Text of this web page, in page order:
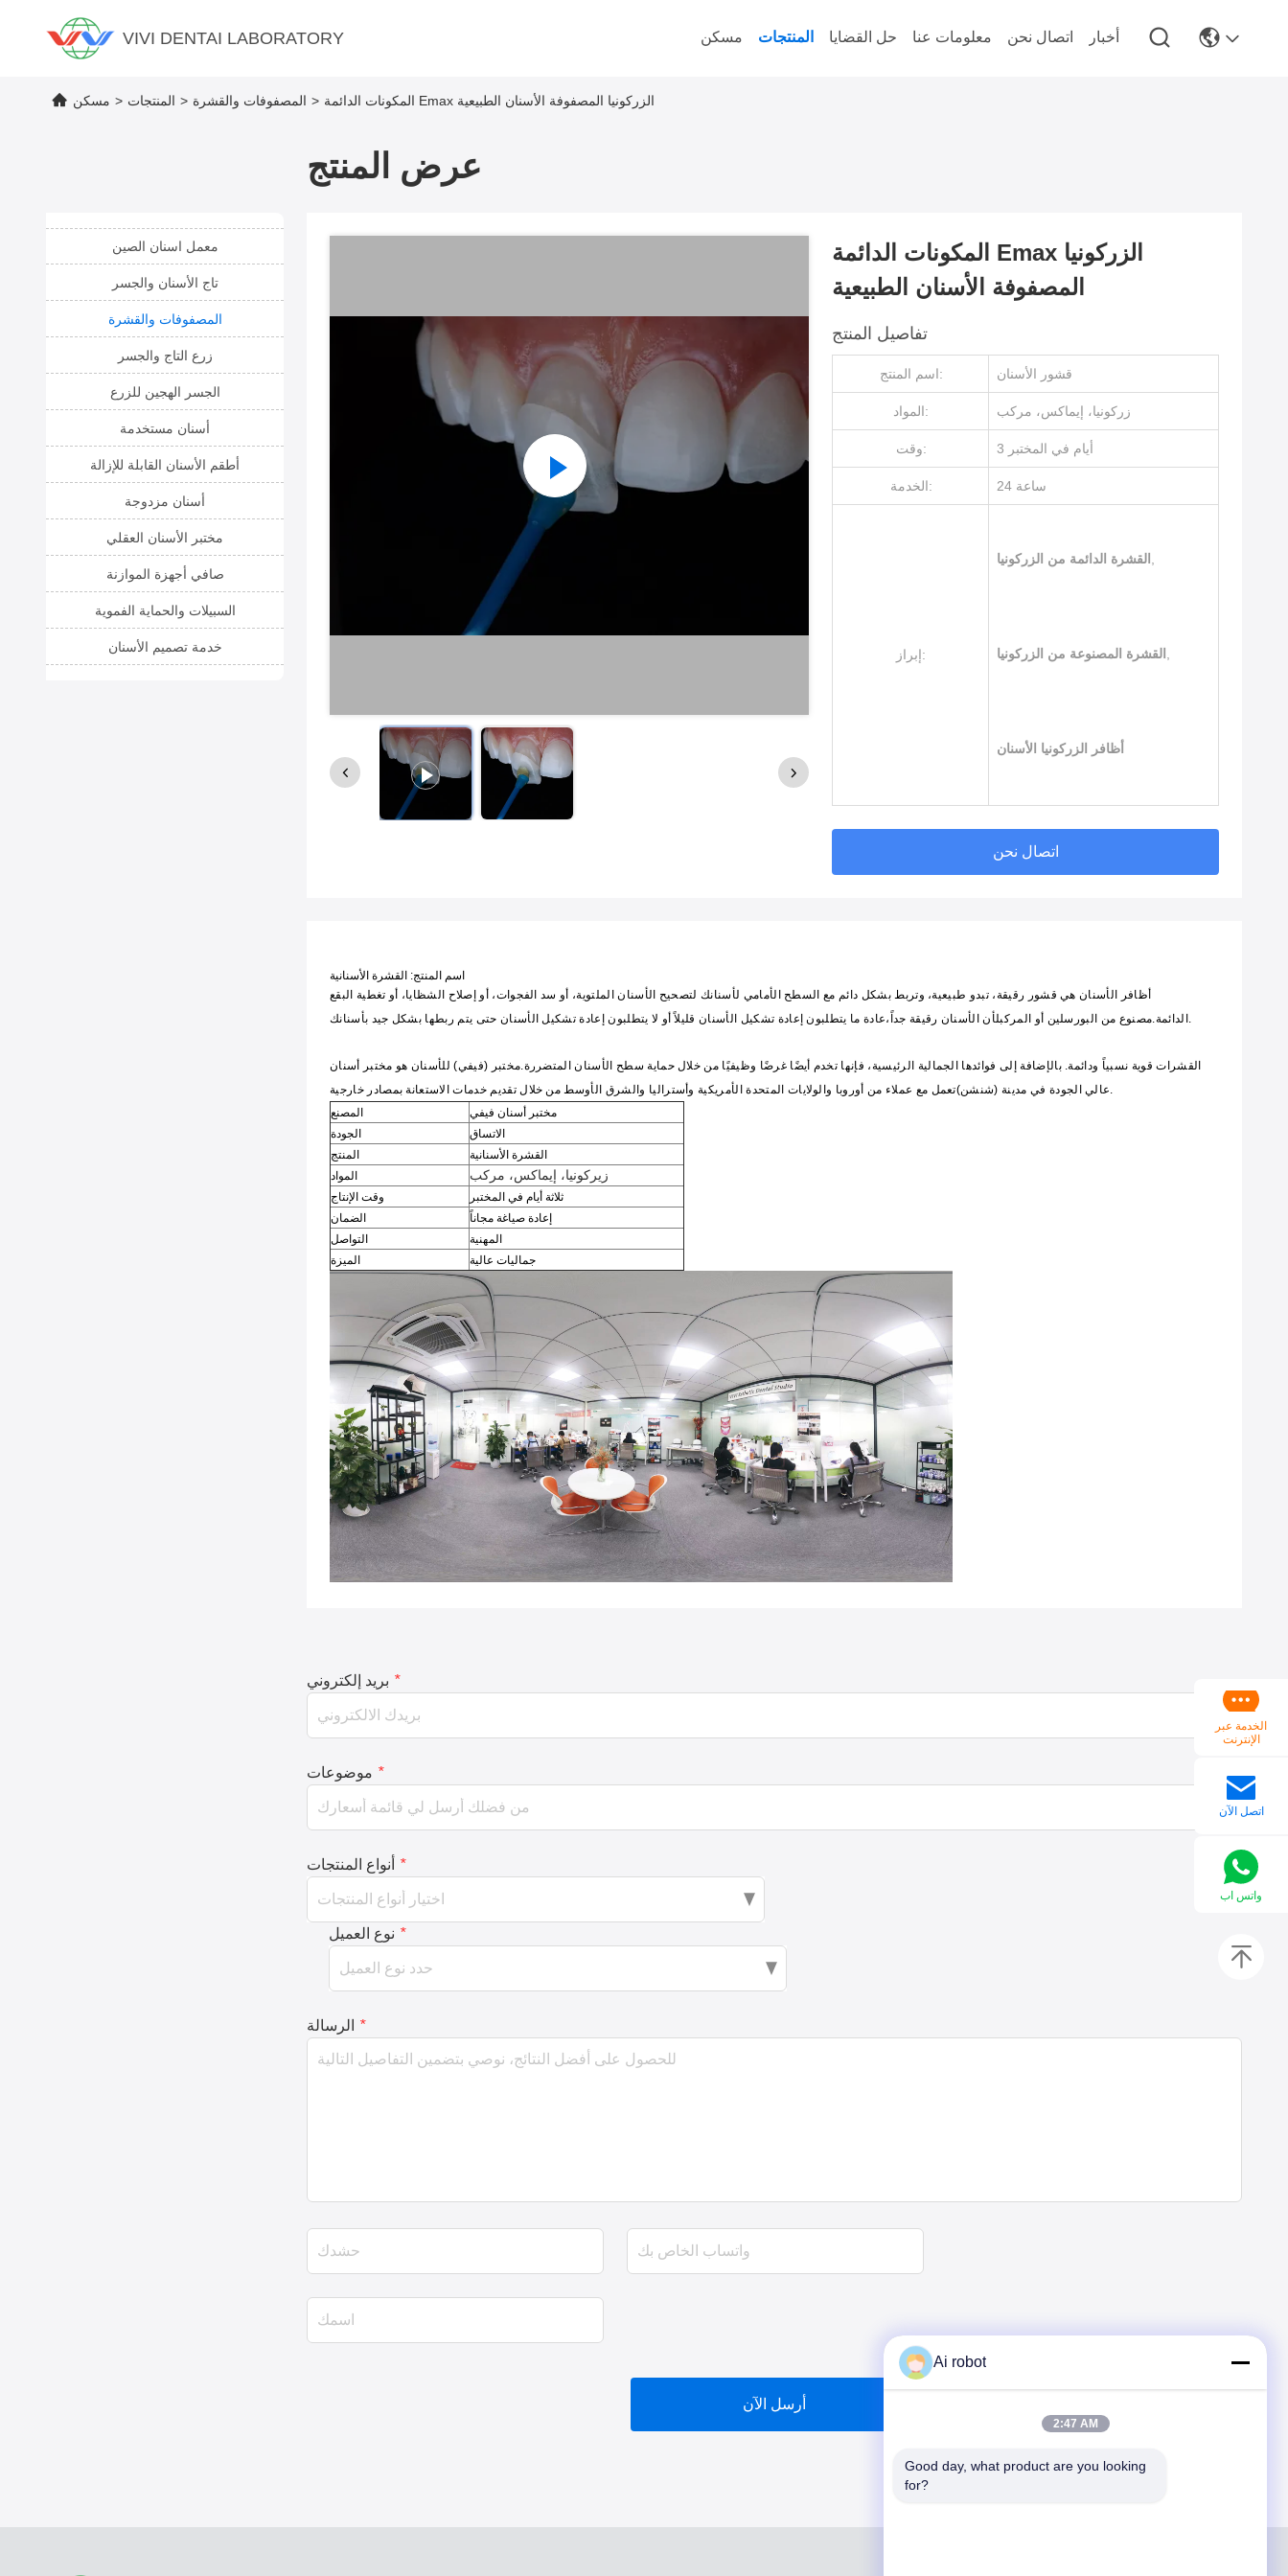
VIVI DENTAI LABORATORY مسكن المنتجات حل القضايا معلومات عنا اتصال نحن أخبار
مسكن > المنتجات > المصفوفات والقشرة > المكونات الدائمة Emax الزركونيا المصفوفة الأسنان الطبيعية
عرض المنتج
معمل اسنان الصين
تاج الأسنان والجسر
المصفوفات والقشرة
زرع التاج والجسر
الجسر الهجين للزرع
أسنان مستخدمة
أطقم الأسنان القابلة للإزالة
أسنان مزدوجة
مختبر الأسنان العقلي
صافي أجهزة الموازنة
السبيلات والحماية الفموية
خدمة تصميم الأسنان
المكونات الدائمة Emax الزركونيا
المصفوفة الأسنان الطبيعية
تفاصيل المنتج
اسم المنتج: قشور الأسنان
المواد: زركونيا، إيماكس، مركب
وقت: 3 أيام في المختبر
الخدمة: 24 ساعة
إبراز:
القشرة الدائمة من الزركونيا
القشرة المصنوعة من الزركونيا
أظافر الزركونيا الأسنان
اتصال نحن
اسم المنتج: القشرة الأسنانية
أظافر الأسنان هي قشور رقيقة، تبدو طبيعية، وتربط بشكل دائم مع السطح الأمامي لأسنانك لتصحيح الأسنان الملتوية، أو سد الفجوات، أو إصلاح الشظايا، أو تغطية البقع
الدائمة.مصنوع من البورسلين أو المركبلأن الأسنان رقيقة جداً،عادة ما يتطلبون إعادة تشكيل الأسنان قليلاً أو لا يتطلبون إعادة تشكيل الأسنان حتى يتم ربطها بشكل جيد بأسنانك.
القشرات قوية نسبياً ودائمة. بالإضافة إلى فوائدها الجمالية الرئيسية، فإنها تخدم أيضًا غرضًا وظيفيًا من خلال حماية سطح الأسنان المتضررة.مختبر (فيفي) للأسنان هو مختبر أسنان
عالي الجودة في مدينة (شنشن)تعمل مع عملاء من أوروبا والولايات المتحدة الأمريكية وأستراليا والشرق الأوسط من خلال تقديم خدمات الاستعانة بمصادر خارجية.
المصنع
مختبر أسنان فيفي
الجودة
الاتساق
المنتج
القشرة الأسنانية
المواد
زيركونيا، إيماكس، مركب
وقت الإنتاج
ثلاثة أيام في المختبر
الضمان
إعادة صياغة مجاناً
التواصل
المهنية
الميزة
جماليات عالية
بريد إلكتروني *
موضوعات *
أنواع المنتجات *
نوع العميل *
الرسالة *
أرسل الآن
الخدمة عبر
الإنترنت
اتصل الآن
واتس اب
Ai robot
2:47 AM
Good day, what product are you looking
for?